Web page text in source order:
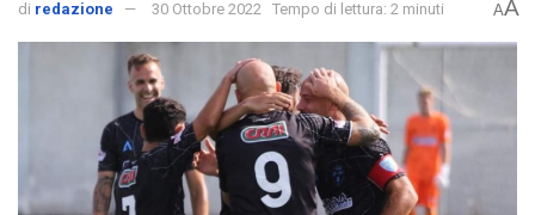
di redazione 30 Ottobre 2022 Tempo di lettura: 2 minuti AA